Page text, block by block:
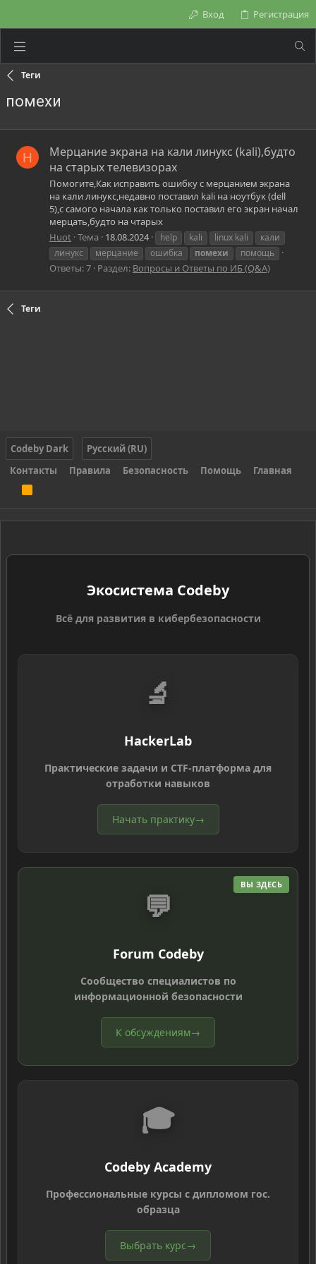
Вход Регистрация
Теги
помехи
H
Мерцание экрана на кали линукс (kali),будто
на старых телевизорах
Помогите,Как исправить ошибку с мерцанием экрана
на кали линукс,недавно поставил kali на ноутбук (dell
5),с самого начала как только поставил его экран начал
мерцать,будто на чтарых
Huot Тема 18.08.2024 help kali linux kali
кали
линукс
мерцание ошибка помехи помощь
Ответы: 7 Раздел: Вопросы и Ответы по ИБ (Q&A)
Теги
Codeby Dark
Русский (RU)
Контакты
Правила Безопасность Помощь Главная
S
Экосистема Codeby
Всё для развития в кибербезопасности
🔬
HackerLab
Практические задачи и CTF-платформа для
отработки навыков
Начать практику→
ВЫ ЗДЕСЬ
💬
Forum Codeby
Сообщество специалистов по
информационной безопасности
К обсуждениям→
🎓
Codeby Academy
Профессиональные курсы с дипломом гос.
образца
Выбрать курс→